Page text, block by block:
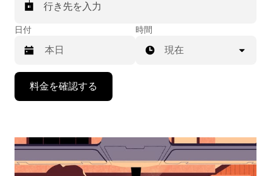
行き先を入力
日付
で
時間
現在
料金を確認する